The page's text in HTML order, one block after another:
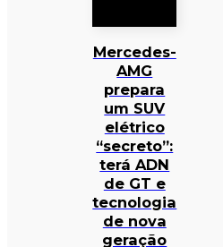
Mercedes-
AMG
prepara
um SUV
elétrico
“secreto”:
terá ADN
de GT e
tecnologia
de nova
geração